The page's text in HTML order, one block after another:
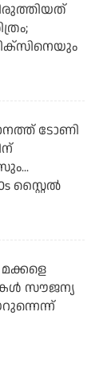
ടോണി
സ്റ്റൈല്‍
സൗജന്യ